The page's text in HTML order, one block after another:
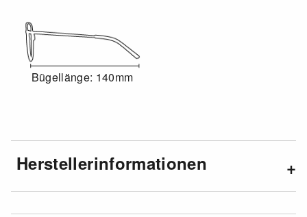
Bügellänge: 140mm
Herstellerinformationen